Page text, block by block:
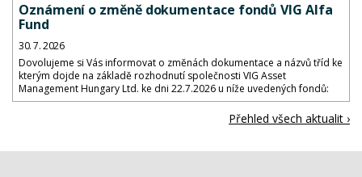
Oznámení o změně dokumentace fondů VIG Alfa
Fund
30. 7. 2026
Dovolujeme si Vás informovat o změnách dokumentace a názvů tříd ke
kterým dojde na základě rozhodnutí společnosti VIG Asset
Management Hungary Ltd. ke dni 22.7.2026 u níže uvedených fondů:
Přehled všech aktualit ›